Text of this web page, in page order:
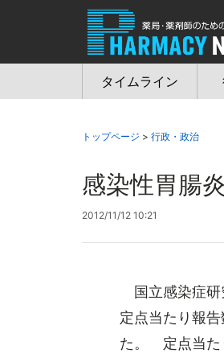
タイムライン
トップページ > 行政・政治
感染性胃腸
2012/11/12 10:21
国立感染症研
定点当たり報
た。 定点当た